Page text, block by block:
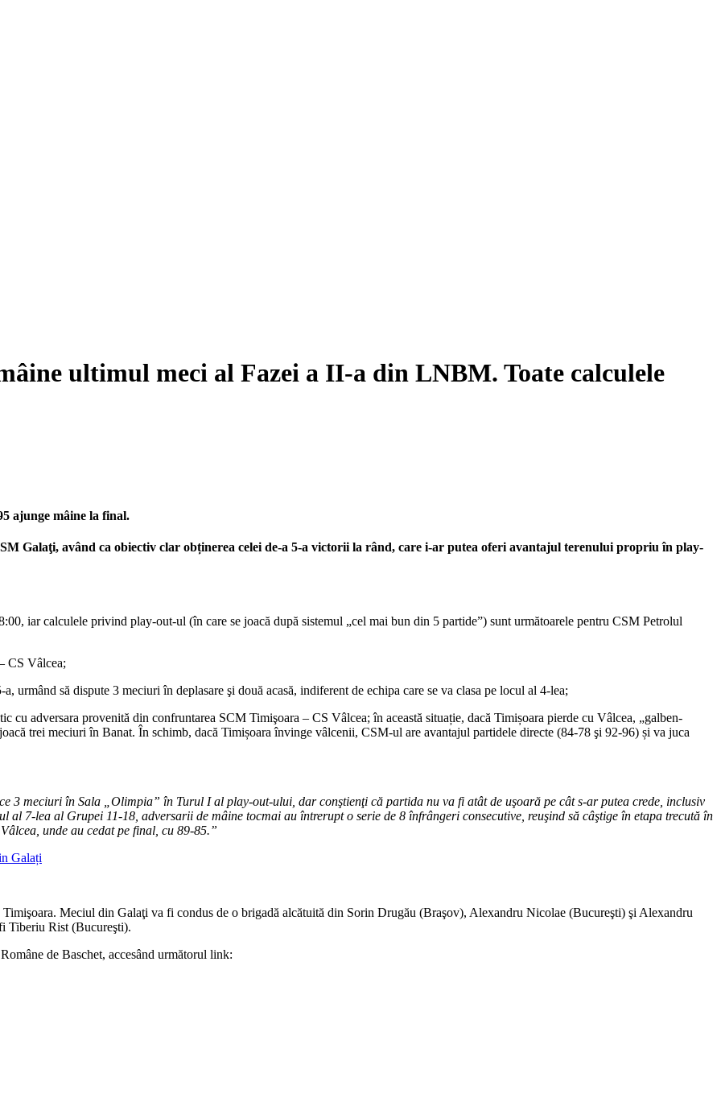
ultimul meci al Fazei a II-a din LNBM. Toate calculele
ajunge mâine la final.
Galaţi, având ca obiectiv clar obținerea celei de-a 5-a victorii la rând, care i-ar putea oferi avantajul terenului propriu în play-
iar calculele privind play-out-ul (în care se joacă după sistemul „cel mai bun din 5 partide”) sunt următoarele pentru CSM Petrolul
CS Vâlcea;
urmând să dispute 3 meciuri în deplasare şi două acasă, indiferent de echipa care se va clasa pe locul al 4-lea;
cu adversara provenită din confruntarea SCM Timişoara – CS Vâlcea; în această situație, dacă Timișoara pierde cu Vâlcea, „galben-
trei meciuri în Banat. În schimb, dacă Timișoara învinge vâlcenii, CSM-ul are avantajul partidele directe (84-78 şi 92-96) și va juca
3 meciuri în Sala „Olimpia” în Turul I al play-out-ului, dar conştienţi că partida nu va fi atât de uşoară pe cât s-ar putea crede, inclusiv
7-lea al Grupei 11-18, adversarii de mâine tocmai au întrerupt o serie de 8 înfrângeri consecutive, reuşind să câştige în etapa trecută în
unde au cedat pe final, cu 89-85.”
Galați
Meciul din Galaţi va fi condus de o brigadă alcătuită din Sorin Drugău (Braşov), Alexandru Nicolae (Bucureşti) şi Alexandru
Tiberiu Rist (Bucureşti).
de Baschet, accesând următorul link: